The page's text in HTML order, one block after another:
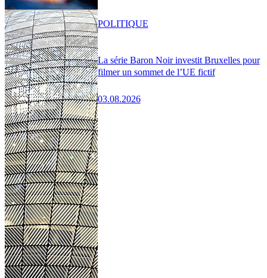
La série Baron Noir investit Bruxelles pour
filmer un sommet de l’UE fictif
03.08.2026
POLITIQUE